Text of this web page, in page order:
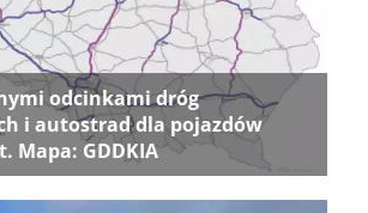
odcinkami dróg
i autostrad dla pojazdów
Mapa: GDDKIA